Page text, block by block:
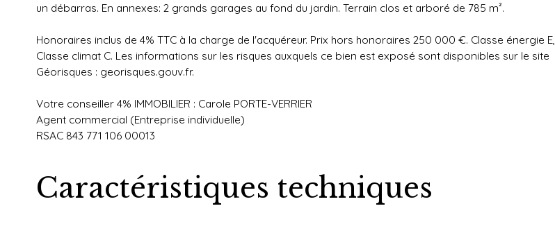
un débarras. En annexes: 2 grands garages au fond du jardin. Terrain clos et arboré de 785 m².
Honoraires inclus de 4% TTC à la charge de l'acquéreur. Prix hors honoraires 250 000 €. Classe énergie E,
Classe climat C. Les informations sur les risques auxquels ce bien est exposé sont disponibles sur le site
Géorisques : georisques.gouv.fr.
Votre conseiller 4% IMMOBILIER : Carole PORTE-VERRIER
Agent commercial (Entreprise individuelle)
RSAC 843 771 106 00013
Caractéristiques techniques